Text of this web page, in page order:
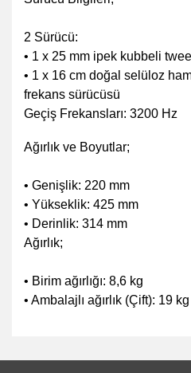
2 Sürücü:
• 1 x 25 mm ipek kubbeli
• 1 x 16 cm doğal selüloz
frekans sürücüsü
Geçiş Frekansları: 3200 Hz
Ağırlık ve Boyutlar;
• Genişlik: 220 mm
• Yükseklik: 425 mm
• Derinlik: 314 mm
Ağırlık;
• Birim ağırlığı: 8,6 kg
• Ambalajlı ağırlık (Çift): 19 kg
konularda yetersiz gördüğünüz